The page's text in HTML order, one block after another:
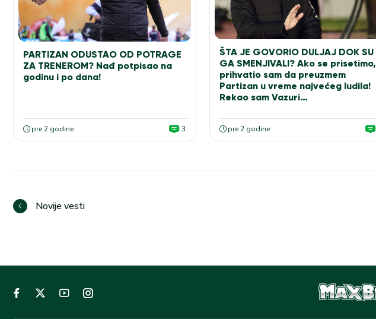
PARTIZAN ODUSTAO OD POTRAGE
ZA TRENEROM? Nađ potpisao na
godinu i po dana!
pre 2 godine 3
ŠTA JE GOVORIO DULJAJ DOK SU
GA SMENJIVALI? Ako se prisetimo,
prihvatio sam da preuzmem
Partizan u vreme najvećeg ludila!
Rekao sam Vazuri…
pre 2 godine
Novije vesti